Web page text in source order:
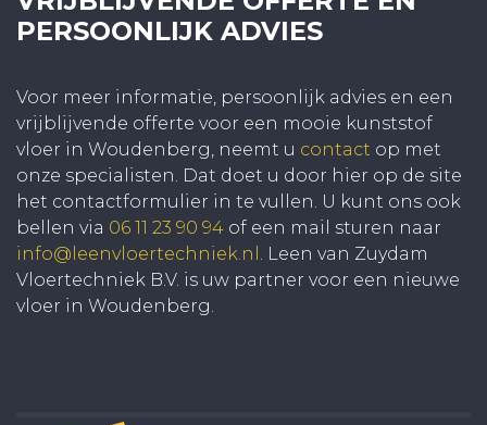
PERSOONLIJK ADVIES
Voor meer informatie, persoonlijk advies en een
vrijblijvende offerte voor een mooie kunststof
vloer in Woudenberg, neemt u contact op met
onze specialisten. Dat doet u door hier op de site
het contactformulier in te vullen. U kunt ons ook
bellen via 06 11 23 90 94 of een mail sturen naar
info@leenvloertechniek.nl . Leen van Zuydam
Vloertechniek B.V. is uw partner voor een nieuwe
vloer in Woudenberg.